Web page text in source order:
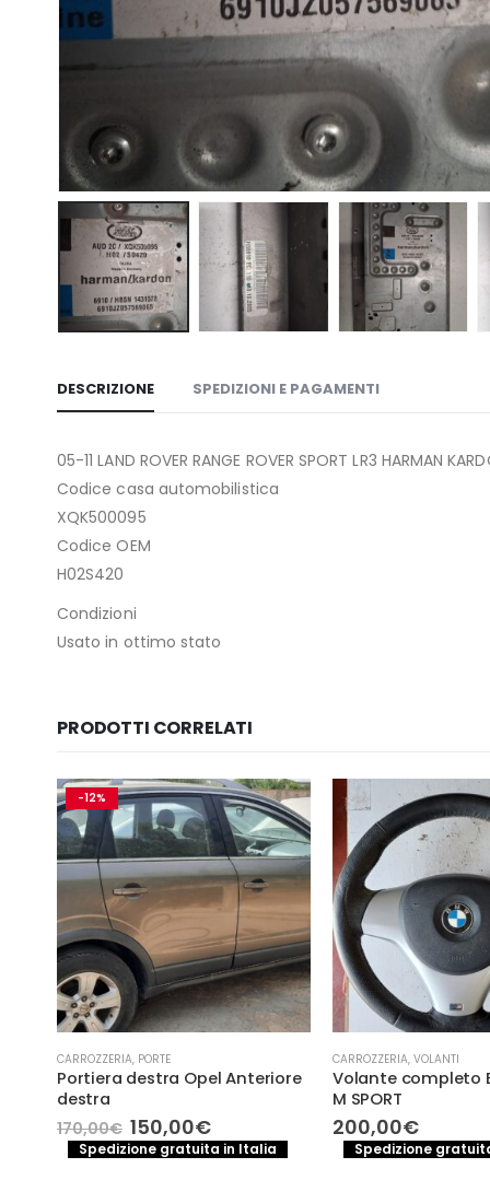
DESCRIZIONE SPEDIZIONI E PAGAMENTI
05-11 LAND ROVER RANGE ROVER SPORT LR3 HARMAN
Codice casa automobilistica
XQK500095
Codice OEM
H02S420
Condizioni
Usato in ottimo stato
PRODOTTI CORRELATI
-12%
CARROZZERIA, PORTE
Portiera destra Opel Anteriore
destra
170,00€ Il
prezzo
originale
150,00€Il
prezzo
attuale
Spedizione gratuita in Italia
CARROZZERIA, VOLANTI
Volante completo
M SPORT
200,00€
Spedizione